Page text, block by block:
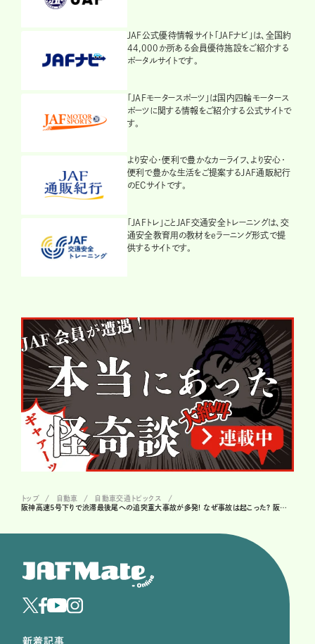
JAF公式優待情報サイト「JAFナビ」は、全国約
44,000か所ある会員優待施設をご紹介する
ポータルサイトです。
「JAFモータースポーツ」は国内四輪モータース
ポーツに関する情報をご紹介する公式サイトで
す。
より安心・便利で豊かなカーライフ、より安心・
便利で豊かな生活をご提案するJAF通販紀行
のECサイトです。
「JAFトレ」ことJAF交通安全トレーニングは、交
通安全教育用の教材をeラーニング形式で提
供するサイトです。
トップ 自動車
自動車交通トピックス
阪神高速5号下りで渋滞最後尾への追突重大事故が多発! なぜ事故は起こった? 阪神高速が注意を呼びかけ
新着記事